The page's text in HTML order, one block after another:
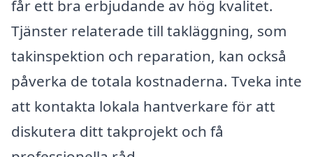
får ett bra erbjudande av hög kvalitet.
Tjänster relaterade till takläggning, som
takinspektion och reparation, kan också
påverka de totala kostnaderna. Tveka inte
att kontakta lokala hantverkare för att
diskutera ditt takprojekt och få